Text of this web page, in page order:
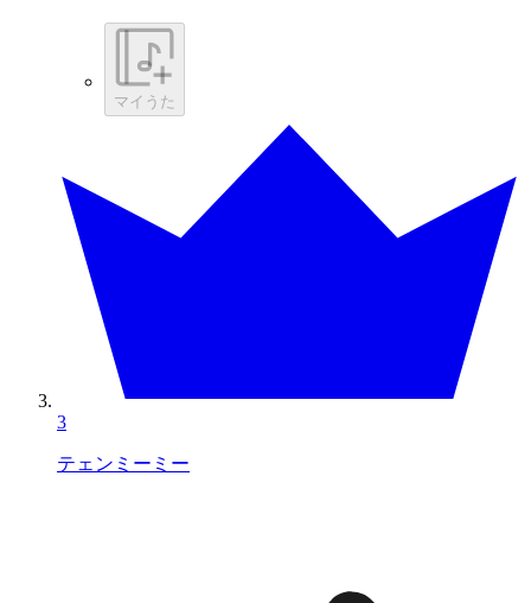
マイうた
3
テェンミーミー